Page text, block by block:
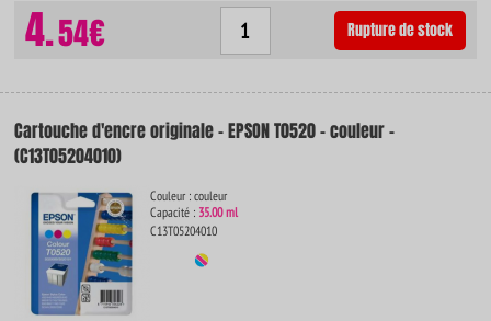
4.54€ Rupture de stock
Cartouche d'encre originale - EPSON T0520 - couleur -
(C13T05204010)
Couleur : couleur
Capacité : 35.00 ml
C13T05204010